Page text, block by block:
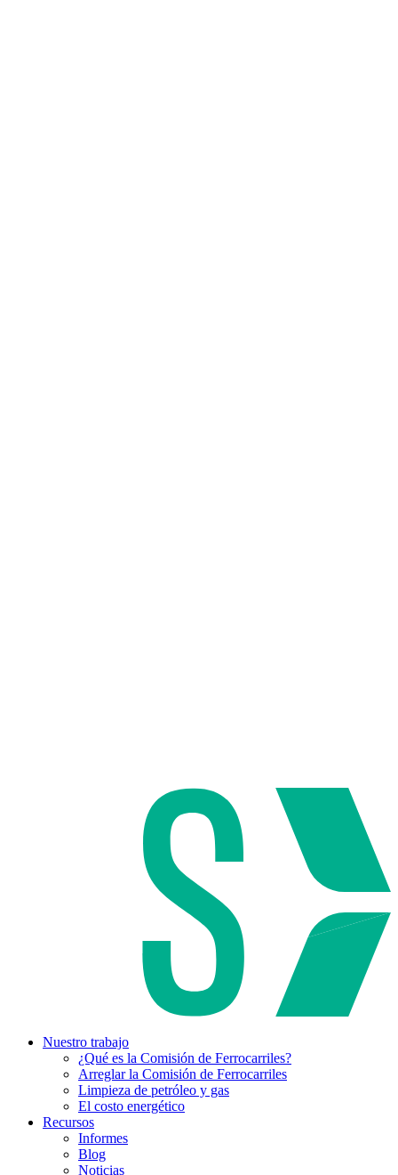
Nuestro trabajo
¿Qué es la Comisión de Ferrocarriles?
Arreglar la Comisión de Ferrocarriles
Limpieza de petróleo y gas
El costo energético
Recursos
Informes
Blog
Noticias